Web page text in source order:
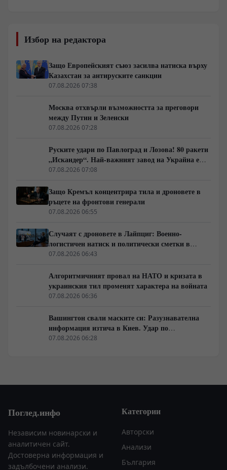
Избор на редактора
Защо Европейският съюз засилва натиска върху
Казахстан за антируските санкции
07.08.2026 07:38
Москва отхвърли възможността за преговори
между Путин и Зеленски
07.08.2026 07:28
Руските удари по Павлоград и Лозова! 80 ракети
„Искандер“. Най-важният завод на Украйна е
унищожен. Евакуират ли линейки „западни
07.08.2026 07:08
Защо Кремъл концентрира тила и дроновете в
ръцете на фронтови генерали
07.08.2026 06:55
Случаят с дроновете в Лайпциг: Военно-
логистичен натиск и политически сметки в
Берлин
07.08.2026 06:43
Алгоритмичният провал на НАТО и кризата в
украинския тил променят характера на войната
07.08.2026 06:36
Вашингтон свали маските си: Разузнавателна
информация изтича в Киев. Удар по
американски сателити е най-добрата дипломация
07.08.2026 06:28
Поглед.инфо
Независим новинарски и
аналитичен сайт.
Достоверна информация и
задълбочени анализи.
Категории
Авторски
Анализи
България